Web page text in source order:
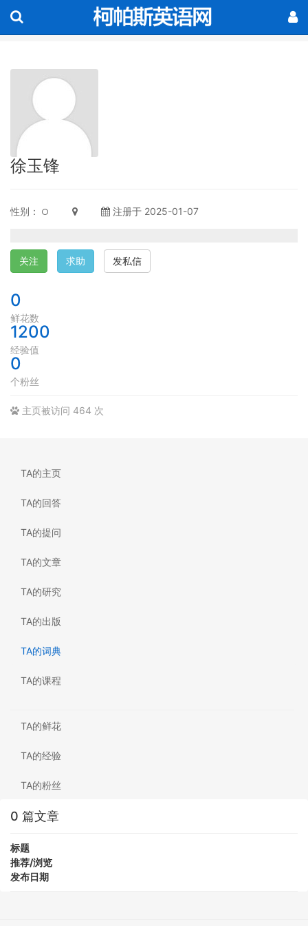
徐玉锋
性别： 注册于 2025-01-07
关注 求助 发私信
0
鲜花数
1200
经验值
0
个粉丝
主页被访问 464 次
TA的主页
TA的回答
TA的提问
TA的文章
TA的研究
TA的出版
TA的词典
TA的课程
TA的鲜花
TA的经验
TA的粉丝
0 篇文章
标题
推荐/浏览
发布日期